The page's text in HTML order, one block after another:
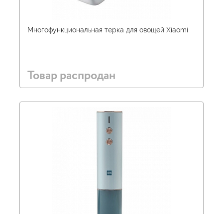
Многофункциональная терка для овощей Xiaomi
Товар распродан